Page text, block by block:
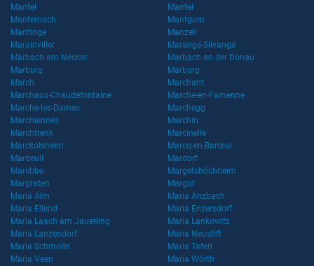
Mantel
Mantel
Manternach
Mantgum
Mantinge
Manzell
Marainviller
Marange-Silvange
Marbach am Neckar
Marbach an der Donau
Marburg
Marburg
March
Marchant
Marchaux-Chaudefontaine
Marche-en-Famenne
Marche-les-Dames
Marchegg
Marchiennes
Marchin
Marchtrenk
Marcinelle
Marckolsheim
Marcq-en-Barœul
Mardeuil
Mardorf
Marebbe
Margetshöchheim
Margraten
Margut
Maria Alm
Maria Anzbach
Maria Ellend
Maria Enzersdorf
Maria Laach am Jauerling
Maria Lankowitz
Maria Lanzendorf
Maria Neustift
Maria Schmolln
Maria Taferl
Maria Veen
Maria Wörth